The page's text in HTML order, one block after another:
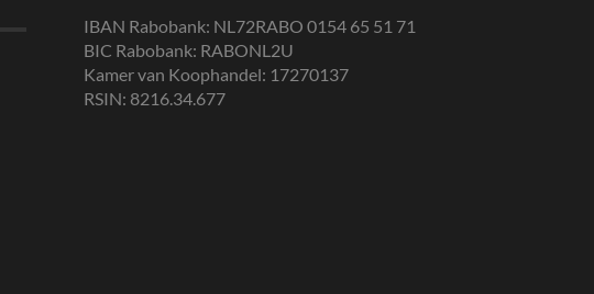
IBAN Rabobank: NL72RABO 0154 65 51 71
BIC Rabobank: RABONL2U
Kamer van Koophandel: 17270137
RSIN: 8216.34.677